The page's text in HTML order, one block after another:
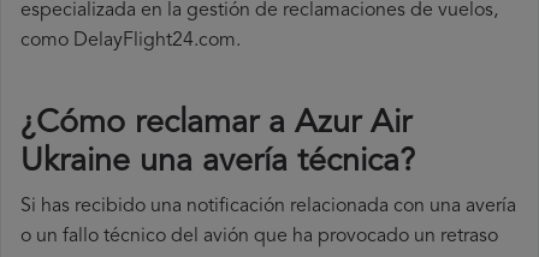
especializada en la gestión de reclamaciones de vuelos,
como DelayFlight24.com.
¿Cómo reclamar a Azur Air
Ukraine una avería técnica?
Si has recibido una notificación relacionada con una avería
o un fallo técnico del avión que ha provocado un retraso